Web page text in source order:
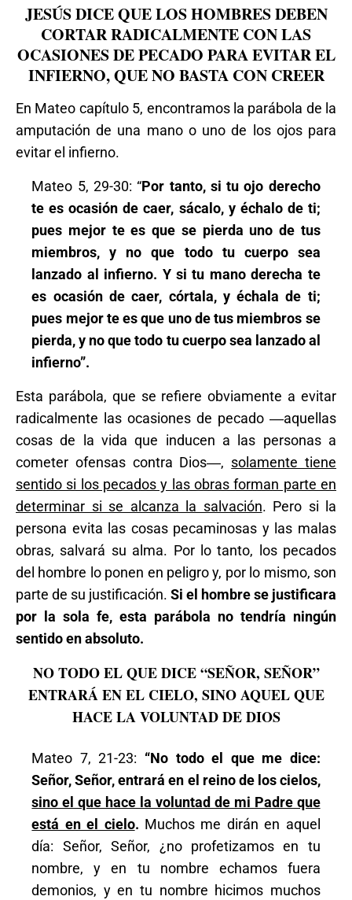
JESÚS DICE QUE LOS HOMBRES DEBEN
CORTAR RADICALMENTE CON LAS
OCASIONES DE PECADO PARA EVITAR EL
INFIERNO, QUE NO BASTA CON CREER
En Mateo capítulo 5, encontramos la parábola de la
amputación de una mano o uno de los ojos para
evitar el infierno.
Mateo 5, 29-30: “Por tanto, si tu ojo derecho
te es ocasión de caer, sácalo, y échalo de ti;
pues mejor te es que se pierda uno de tus
miembros, y no que todo tu cuerpo sea
lanzado al infierno. Y si tu mano derecha te
es ocasión de caer, córtala, y échala de ti;
pues mejor te es que uno de tus miembros se
pierda, y no que todo tu cuerpo sea lanzado al
infierno”.
Esta parábola, que se refiere obviamente a evitar
radicalmente las ocasiones de pecado ―aquellas
cosas de la vida que inducen a las personas a
cometer ofensas contra Dios―, solamente tiene
sentido si los pecados y las obras forman parte en
determinar si se alcanza la salvación. Pero si la
persona evita las cosas pecaminosas y las malas
obras, salvará su alma. Por lo tanto, los pecados
del hombre lo ponen en peligro y, por lo mismo, son
parte de su justificación. Si el hombre se justificara
por la sola fe, esta parábola no tendría ningún
sentido en absoluto.
NO TODO EL QUE DICE “SEÑOR, SEÑOR”
ENTRARÁ EN EL CIELO, SINO AQUEL QUE
HACE LA VOLUNTAD DE DIOS
Mateo 7, 21-23: “No todo el que me dice:
Señor, Señor, entrará en el reino de los cielos,
sino el que hace la voluntad de mi Padre que
está en el cielo. Muchos me dirán en aquel
día: Señor, Señor, ¿no profetizamos en tu
nombre, y en tu nombre echamos fuera
demonios, y en tu nombre hicimos muchos